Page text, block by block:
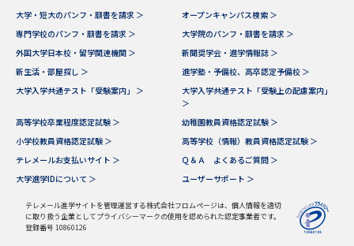
データサイエンス特集 奨学金・特待生制度特集
デジタルパンフレット 進路の３択
（高3生用）
（高2生用）
SELFBRAND特集ページ
オープンキャンパスなどを調べる
大学・短大のパンフ・願書を請求 ＞
オープンキャンパス検索 ＞
専門学校のパンフ・願書を請求 ＞
大学院のパンフ・願書を請求 ＞
外国大学日本校・留学関連機関 ＞
新聞奨学会・進学情報誌 ＞
新生活・部屋探し ＞
進学塾・予備校、高卒認定予備校 ＞
大学入学共通テスト「受験案内」 ＞
大学入学共通テスト「受験上の配慮案内」
＞
高等学校卒業程度認定試験 ＞
幼稚園教員資格認定試験 ＞
小学校教員資格認定試験 ＞
高等学校（情報）教員資格認定試験 ＞
テレメールお支払いサイト ＞
Ｑ＆Ａ よくあるご質問 ＞
大学進学IDについて ＞
ユーザーサポート ＞
テレメール進学サイトを管理運営する株式会社フロムページは、個人情報を適切
に取り扱う企業としてプライバシーマークの使用を認められた認定事業者です。
登録番号 10860126